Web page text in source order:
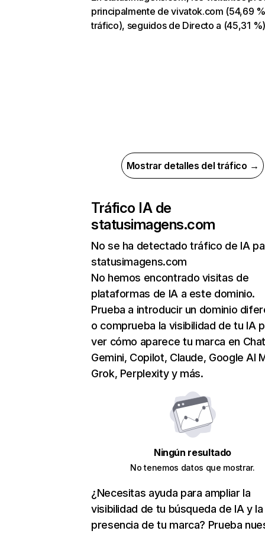
principalmente de vivatok.com (54,69
tráfico), seguidos de Directo a (45,31 %)
Mostrar detalles del tráfico →
Tráfico IA de
statusimagens.com
No se ha detectado tráfico de IA
statusimagens.com
No hemos encontrado visitas de
plataformas de IA a este dominio.
Prueba a introducir un dominio
o comprueba la visibilidad de tu IA
ver cómo aparece tu marca en
Gemini, Copilot, Claude, Google AI
Grok, Perplexity y más.
Ningún resultado
No tenemos datos que mostrar.
¿Necesitas ayuda para ampliar la
visibilidad de tu búsqueda de IA y la
presencia de tu marca? Prueba